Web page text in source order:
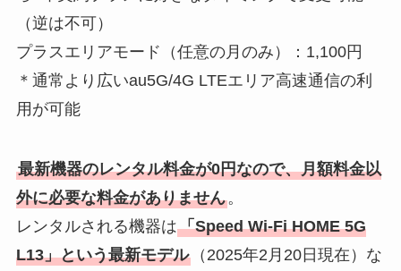
（逆は不可）
プラスエリアモード（任意の月のみ）：1,100円
＊通常より広いau5G/4G LTEエリア高速通信の利
用が可能
最新機器のレンタル料金が0円なので、月額料金以
外に必要な料金がありません。
レンタルされる機器は「Speed Wi-Fi HOME 5G
L13」という最新モデル（2025年2月20日現在）な